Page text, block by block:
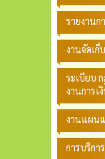
รายงานก
งานจัดเก็
ระเบียบ
งานการ
งานแผน
การบริการ